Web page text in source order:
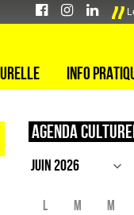
Info
Agenda
L M M